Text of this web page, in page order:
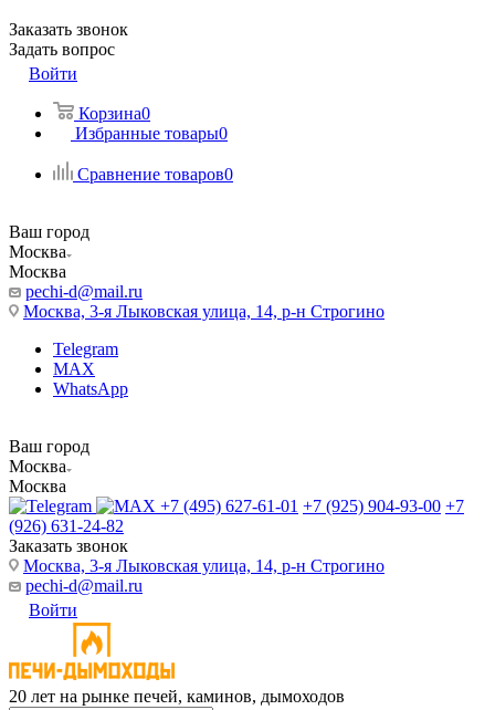
Заказать звонок
Задать вопрос
Войти
Корзина0
Избранные товары0
Сравнение товаров0
Ваш город
Москва
Москва
pechi-d@mail.ru
Москва, 3-я Лыковская улица, 14, р-н Строгино
Telegram
MAX
WhatsApp
Ваш город
Москва
Москва
+7 (495) 627-61-01 +7 (925) 904-93-00 +7
(926) 631-24-82
Заказать звонок
Москва, 3-я Лыковская улица, 14, р-н Строгино
pechi-d@mail.ru
Войти
20 лет на рынке печей, каминов, дымоходов